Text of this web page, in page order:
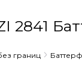
2841
границ